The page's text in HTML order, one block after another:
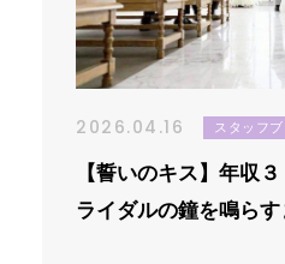
2026.04.16 スタッフ
【誓いのキス】年収
ライダルの鐘を鳴らす